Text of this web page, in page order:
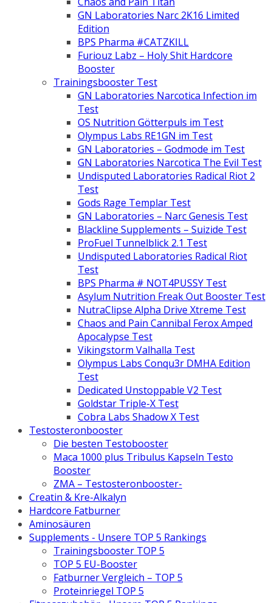
GN Laboratories Narc 2K16 Limited
Edition
BPS Pharma #CATZKILL
Furiouz Labz – Holy Shit Hardcore
Booster
Trainingsbooster Test
GN Laboratories Narcotica Infection im
Test
OS Nutrition Götterpuls im Test
Olympus Labs RE1GN im Test
GN Laboratories – Godmode im Test
GN Laboratories Narcotica The Evil Test
Undisputed Laboratories Radical Riot 2
Test
Gods Rage Templar Test
GN Laboratories – Narc Genesis Test
Blackline Supplements – Suizide Test
ProFuel Tunnelblick 2.1 Test
Undisputed Laboratories Radical Riot
Test
BPS Pharma # NOT4PUSSY Test
Asylum Nutrition Freak Out Booster Test
NutraClipse Alpha Drive Xtreme Test
Chaos and Pain Cannibal Ferox Amped
Apocalypse Test
Vikingstorm Valhalla Test
Olympus Labs Conqu3r DMHA Edition
Test
Dedicated Unstoppable V2 Test
Goldstar Triple-X Test
Cobra Labs Shadow X Test
Testosteronbooster
Die besten Testobooster
Maca 1000 plus Tribulus Kapseln Testo
Booster
ZMA – Testosteronbooster-
Creatin & Kre-Alkalyn
Hardcore Fatburner
Aminosäuren
Supplements - Unsere TOP 5 Rankings
Trainingsbooster TOP 5
TOP 5 EU-Booster
Fatburner Vergleich – TOP 5
Proteinriegel TOP 5